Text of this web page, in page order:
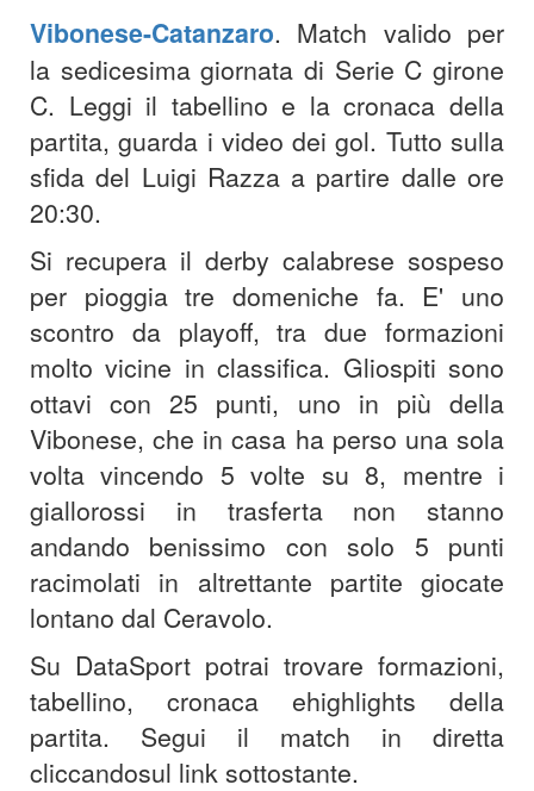
Vibonese-Catanzaro. Match valido per
la sedicesima giornata di Serie C girone
C. Leggi il tabellino e la cronaca della
partita, guarda i video dei gol. Tutto sulla
sfida del Luigi Razza a partire dalle ore
20:30.
Si recupera il derby calabrese sospeso
per pioggia tre domeniche fa. E' uno
scontro da playoff, tra due formazioni
molto vicine in classifica. Gliospiti sono
ottavi con 25 punti, uno in più della
Vibonese, che in casa ha perso una sola
volta vincendo 5 volte su 8, mentre i
giallorossi in trasferta non stanno
andando benissimo con solo 5 punti
racimolati in altrettante partite giocate
lontano dal Ceravolo.
Su DataSport potrai trovare formazioni,
tabellino, cronaca ehighlights della
partita. Segui il match in diretta
cliccandosul link sottostante.